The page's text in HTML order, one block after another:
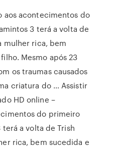
aos acontecimentos do
3 terá a volta de
mulher rica, bem
Mesmo após 23
os traumas causados
criatura do … Assistir
HD online –
do primeiro
a volta de Trish
rica, bem sucedida e